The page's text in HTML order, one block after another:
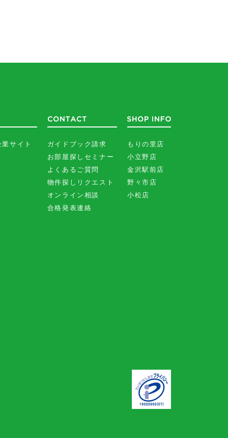
サイト
ガイドブック請求
お部屋探しセミナー
よくあるご質問
物件探しリクエスト
オンライン相談
合格発表連絡
もりの里店
小立野店
金沢駅前店
野々市店
小松店